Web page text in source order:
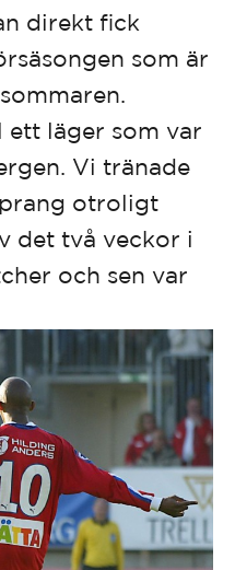
direkt fick
som är
läger som var
Vi tränade
otroligt
det två veckor i
och sen var